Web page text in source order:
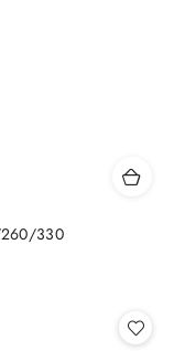
260/330